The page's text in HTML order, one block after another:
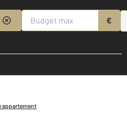
€
appartement